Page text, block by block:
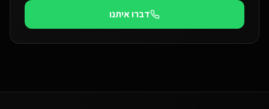
דברו איתנו